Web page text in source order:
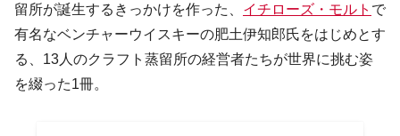
留所が誕生するきっかけを作った、 イチローズ・モルト で
有名なベンチャーウイスキーの肥土伊知郎氏をはじめとす
る、13人のクラフト蒸留所の経営者たちが世界に挑む姿
を綴った1冊。